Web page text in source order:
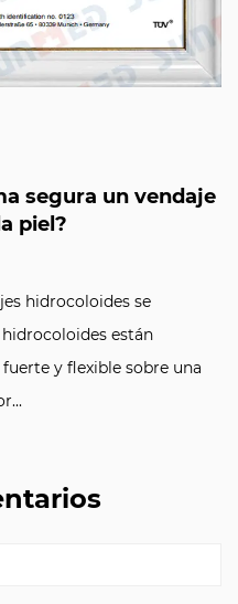
segura un vendaje
piel?
hidrocoloides se
están
y flexible sobre una